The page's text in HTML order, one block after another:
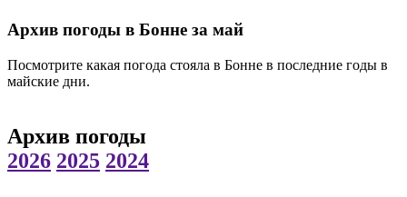
Архив погоды в Бонне за май
Посмотрите какая погода стояла в Бонне в последние годы в
майские дни.
Архив погоды
2026 2025 2024